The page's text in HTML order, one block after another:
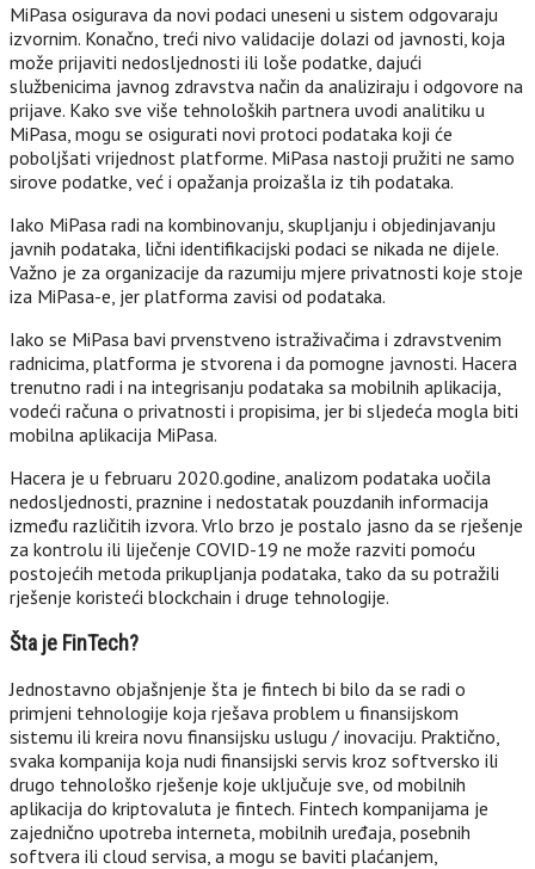
MiPasa osigurava da novi podaci uneseni u sistem odgovaraju
izvornim. Konačno, treći nivo validacije dolazi od javnosti, koja
može prijaviti nedosljednosti ili loše podatke, dajući
službenicima javnog zdravstva način da analiziraju i odgovore na
prijave. Kako sve više tehnoloških partnera uvodi analitiku u
MiPasa, mogu se osigurati novi protoci podataka koji će
poboljšati vrijednost platforme. MiPasa nastoji pružiti ne samo
sirove podatke, već i opažanja proizašla iz tih podataka.
Iako MiPasa radi na kombinovanju, skupljanju i objedinjavanju
javnih podataka, lični identifikacijski podaci se nikada ne dijele.
Važno je za organizacije da razumiju mjere privatnosti koje stoje
iza MiPasa-e, jer platforma zavisi od podataka.
Iako se MiPasa bavi prvenstveno istraživačima i zdravstvenim
radnicima, platforma je stvorena i da pomogne javnosti. Hacera
trenutno radi i na integrisanju podataka sa mobilnih aplikacija,
vodeći računa o privatnosti i propisima, jer bi sljedeća mogla biti
mobilna aplikacija MiPasa.
Hacera je u februaru 2020.godine, analizom podataka uočila
nedosljednosti, praznine i nedostatak pouzdanih informacija
između različitih izvora. Vrlo brzo je postalo jasno da se rješenje
za kontrolu ili liječenje COVID-19 ne može razviti pomoću
postojećih metoda prikupljanja podataka, tako da su potražili
rješenje koristeći blockchain i druge tehnologije.
Šta je FinTech?
Jednostavno objašnjenje šta je fintech bi bilo da se radi o
primjeni tehnologije koja rješava problem u finansijskom
sistemu ili kreira novu finansijsku uslugu / inovaciju. Praktično,
svaka kompanija koja nudi finansijski servis kroz softversko ili
drugo tehnološko rješenje koje uključuje sve, od mobilnih
aplikacija do kriptovaluta je fintech. Fintech kompanijama je
zajednično upotreba interneta, mobilnih uređaja, posebnih
softvera ili cloud servisa, a mogu se baviti plaćanjem,